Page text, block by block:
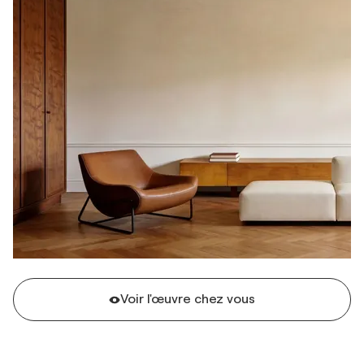
Voir l'œuvre chez vous